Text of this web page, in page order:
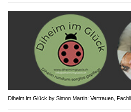
Diheim im Glück by Simon Martin: Vertrauen,